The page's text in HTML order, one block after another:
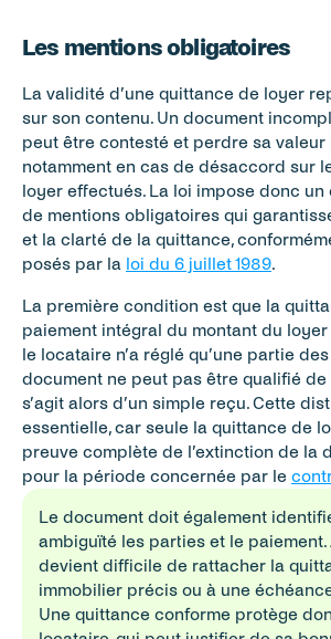
Les mentions obligatoires
La validité d’une quittance de loyer
sur son contenu. Un document
peut être contesté et perdre sa valeur
notamment en cas de désaccord sur
loyer effectués. La loi impose donc un
de mentions obligatoires qui
et la clarté de la quittance,
posés par la loi du 6 juillet 1989.
La première condition est que la
paiement intégral du montant du loyer
le locataire n’a réglé qu’une partie
document ne peut pas être qualifié de
s’agit alors d’un simple reçu. Cette
essentielle, car seule la quittance de
preuve complète de l’extinction de la
pour la période concernée par le
Le document doit également
ambiguïté les parties et le paiement.
devient difficile de rattacher la
immobilier précis ou à une
Une quittance conforme protège